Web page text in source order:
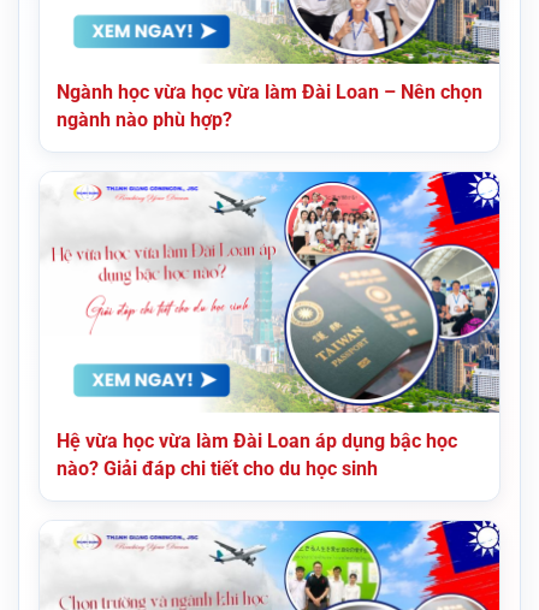
Ngành học vừa học vừa làm Đài Loan – Nên chọn
ngành nào phù hợp?
Hệ vừa học vừa làm Đài Loan áp dụng bậc học
nào? Giải đáp chi tiết cho du học sinh